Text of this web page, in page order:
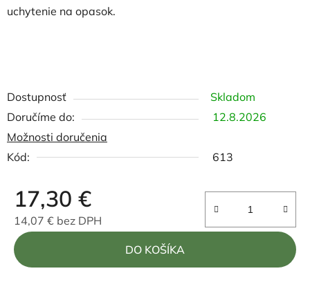
uchytenie na opasok.
Dostupnosť
Skladom
12.8.2026
Možnosti doručenia
Kód:
613
17,30 €
14,07 € bez DPH
Jednotková cena:
DO KOŠÍKA